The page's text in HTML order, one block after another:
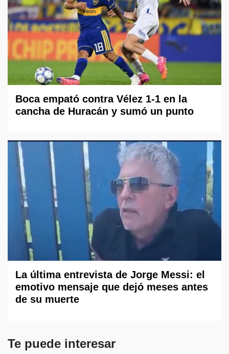
Boca empató contra Vélez 1-1 en la
cancha de Huracán y sumó un punto
La última entrevista de Jorge Messi: el
emotivo mensaje que dejó meses antes
de su muerte
Te puede interesar